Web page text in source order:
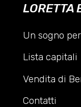
LORETTA
Un sogno
Lista capitali
Vendita di
Contatti